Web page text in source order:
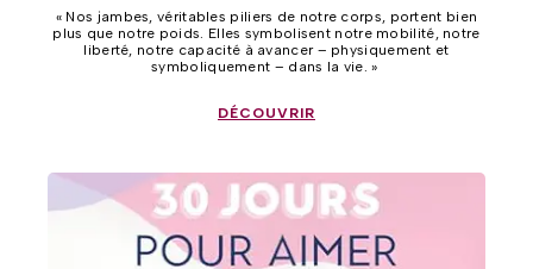
« Nos jambes, véritables piliers de notre corps, portent bien
plus que notre poids. Elles symbolisent notre mobilité, notre
liberté, notre capacité à avancer – physiquement et
symboliquement – dans la vie. »
DÉCOUVRIR